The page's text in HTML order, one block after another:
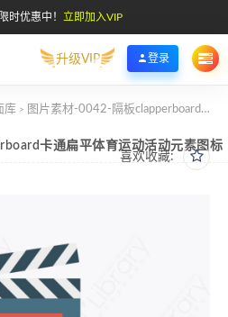
时优惠中！ 立即加入VIP
升级VIP 登录
库 > 图片素材-0042-隔板clapperboard卡通扁平体育运动活动元素图标
喜欢收藏:
卡通扁平体育运动活动元素图标